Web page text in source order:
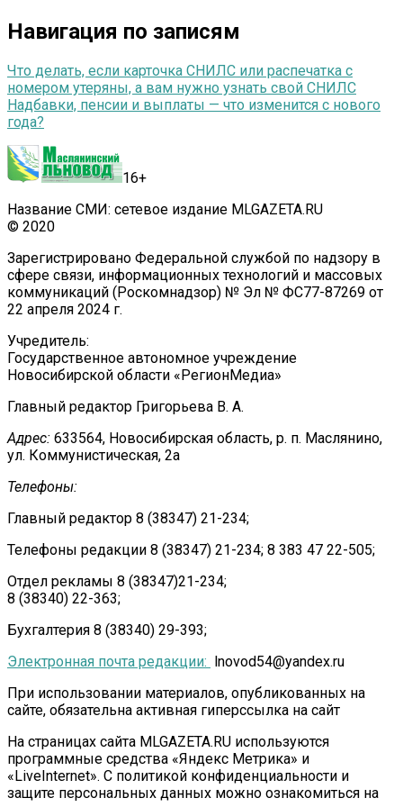
Навигация по записям
Что делать, если карточка СНИЛС или распечатка с
номером утеряны, а вам нужно узнать свой СНИЛС
Надбавки, пенсии и выплаты — что изменится с нового
года?
16+
Название СМИ: сетевое издание MLGAZETA.RU
© 2020
Зарегистрировано Федеральной службой по надзору в
сфере связи, информационных технологий и массовых
коммуникаций (Роскомнадзор) № Эл № ФС77-87269 от
22 апреля 2024 г.
Учредитель:
Государственное автономное учреждение
Новосибирской области «РегионМедиа»
Главный редактор Григорьева В. А.
Адрес: 633564, Новосибирская область, р. п. Маслянино,
ул. Коммунистическая, 2а
Телефоны:
Главный редактор 8 (38347) 21-234;
Телефоны редакции 8 (38347) 21-234; 8 383 47 22-505;
Отдел рекламы 8 (38347)21-234;
8 (38340) 22-363;
Бухгалтерия 8 (38340) 29-393;
Электронная почта редакции:
lnovod54@yandex.ru
При использовании материалов, опубликованных на
сайте, обязательна активная гиперссылка на сайт
На страницах сайта MLGAZETA.RU используются
программные средства «Яндекс Метрика» и
«LiveInternet». С политикой конфиденциальности и
защите персональных данных можно ознакомиться на